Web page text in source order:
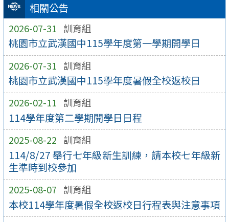
相關公告
2026-07-31 訓育組
桃園市立武漢國中115學年度第一學期開學日
2026-07-31 訓育組
桃園市立武漢國中115學年度暑假全校返校日
2026-02-11 訓育組
114學年度第二學期開學日日程
2025-08-22 訓育組
114/8/27 舉行七年級新生訓練，請本校七年級新
生準時到校參加
2025-08-07 訓育組
本校114學年度暑假全校返校日行程表與注意事項